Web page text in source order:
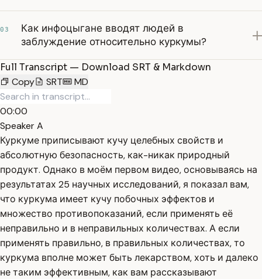
03
Как инфоцыгане вводят людей в
заблуждение относительно куркумы?
Full Transcript — Download SRT & Markdown
Copy
SRT MD
00:00
Speaker A
Куркуме приписывают кучу целебных свойств и
абсолютную безопасность, как-никак природный
продукт. Однако в моём первом видео, основываясь на
результатах 25 научных исследований, я показал вам,
что куркума имеет кучу побочных эффектов и
множество противопоказаний, если применять её
неправильно и в неправильных количествах. А если
применять правильно, в правильных количествах, то
куркума вполне может быть лекарством, хоть и далеко
не таким эффективным, как вам рассказывают